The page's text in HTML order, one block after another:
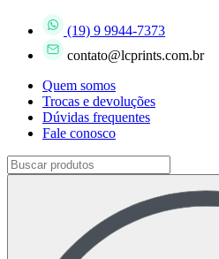
(19) 9 9944-7373
contato@lcprints.com.br
Quem somos
Trocas e devoluções
Dúvidas frequentes
Fale conosco